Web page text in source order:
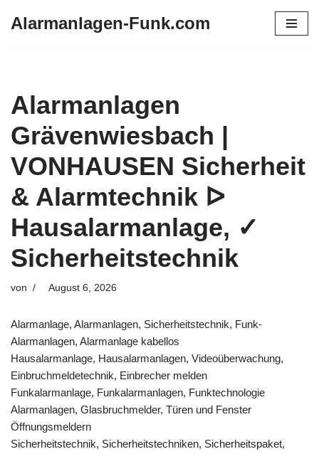
Alarmanlagen-Funk.com
Alarmanlagen
Grävenwiesbach |
VONHAUSEN Sicherheit
& Alarmtechnik ᐅ
Hausalarmanlage, ✓
Sicherheitstechnik
von August 6, 2026
Alarmanlage, Alarmanlagen, Sicherheitstechnik, Funk-
Alarmanlagen, Alarmanlage kabellos
Hausalarmanlage, Hausalarmanlagen, Videoüberwachung,
Einbruchmeldetechnik, Einbrecher melden
Funkalarmanlage, Funkalarmanlagen, Funktechnologie
Alarmanlagen, Glasbruchmelder, Türen und Fenster
Öffnungsmeldern
Sicherheitstechnik, Sicherheitstechniken, Sicherheitspaket,